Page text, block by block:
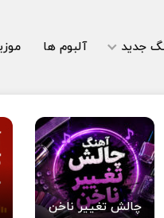
جدید آلبوم ها
چالش تغییر ناخن